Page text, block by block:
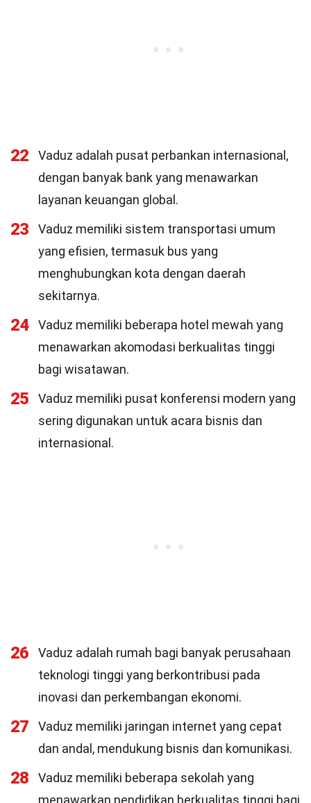
22
Vaduz adalah pusat perbankan internasional,
dengan banyak bank yang menawarkan
layanan keuangan global.
23
Vaduz memiliki sistem transportasi umum
yang efisien, termasuk bus yang
menghubungkan kota dengan daerah
sekitarnya.
24
Vaduz memiliki beberapa hotel mewah yang
menawarkan akomodasi berkualitas tinggi
bagi wisatawan.
25
Vaduz memiliki pusat konferensi modern yang
sering digunakan untuk acara bisnis dan
internasional.
26
Vaduz adalah rumah bagi banyak perusahaan
teknologi tinggi yang berkontribusi pada
inovasi dan perkembangan ekonomi.
27
Vaduz memiliki jaringan internet yang cepat
dan andal, mendukung bisnis dan komunikasi.
28
Vaduz memiliki beberapa sekolah yang
menawarkan pendidikan berkualitas tinggi bagi